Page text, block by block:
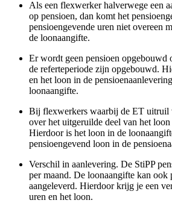
Als een flexwerker halverwege een
op pensioen, dan komt het
pensioengevende uren niet overeen
de loonaangifte.
Er wordt geen pensioen opgebouwd
de referteperiode zijn opgebouwd.
en het loon in de
loonaangifte.
Bij flexwerkers waarbij de ET uitruil
over het uitgeruilde deel van het
Hierdoor is het loon in de
pensioengevend loon in de
Verschil in aanlevering. De StiPP
per maand. De loonaangifte kan ook
aangeleverd. Hierdoor krijg je een
uren en het loon.